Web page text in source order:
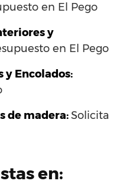
en El Pego
y
en El Pego
y Encolados:
de madera:Solicita
en: